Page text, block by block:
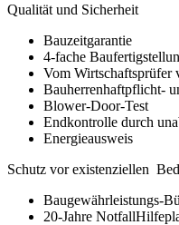
Qualität und Sicherheit
Bauzeitgarantie
4-fache
Vom Wirtschaftsprüfer
Bauherrenhaftpflicht-
Blower-Door-Test
Endkontrolle durch
Energieausweis
Schutz vor existenziellen
Baugewährleistungs-
20-Jahre